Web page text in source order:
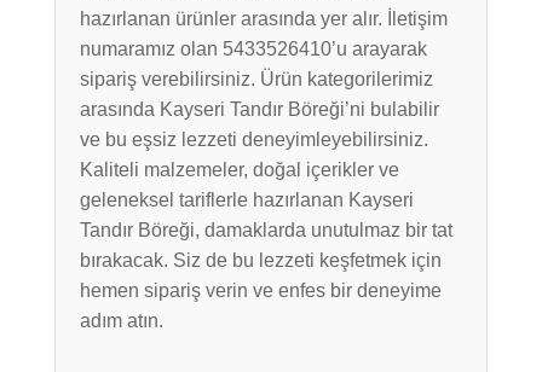
hazırlanan ürünler arasında yer alır. İletişim
numaramız olan 5433526410’u arayarak
sipariş verebilirsiniz. Ürün kategorilerimiz
arasında Kayseri Tandır Böreği’ni bulabilir
ve bu eşsiz lezzeti deneyimleyebilirsiniz.
Kaliteli malzemeler, doğal içerikler ve
geleneksel tariflerle hazırlanan Kayseri
Tandır Böreği, damaklarda unutulmaz bir tat
bırakacak. Siz de bu lezzeti keşfetmek için
hemen sipariş verin ve enfes bir deneyime
adım atın.